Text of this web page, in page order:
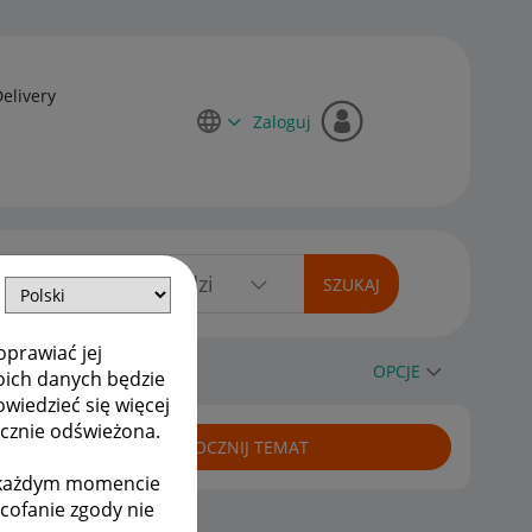
jej
danych będzie
się więcej
odświeżona.
momencie
zgody nie
Zaloguj
OPCJE
ROZPOCZNIJ TEMAT